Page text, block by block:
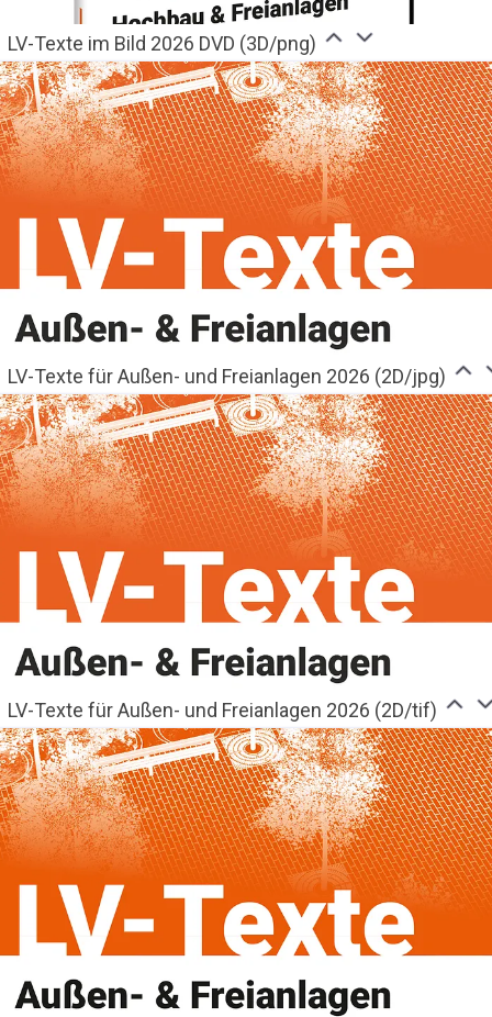
LV-Texte im Bild 2026 DVD (3D/png)
LV-Texte für Außen- und Freianlagen 2026 (2D/jpg)
LV-Texte für Außen- und Freianlagen 2026 (2D/tif)